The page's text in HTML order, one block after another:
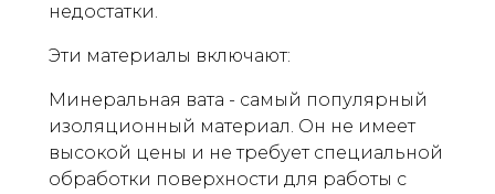
недостатки.
Эти материалы включают:
Минеральная вата - самый популярный
изоляционный материал. Он не имеет
высокой цены и не требует специальной
обработки поверхности для работы с